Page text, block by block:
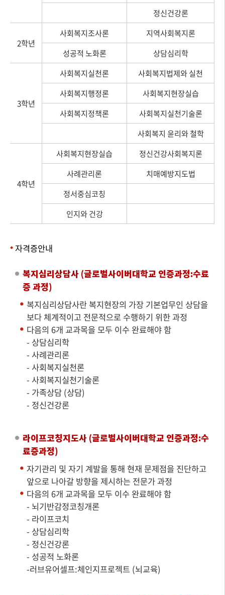
정신건강론
2학년
사회복지조사론
지역사회복지론
성공적 노화론
상담심리학
3학년
사회복지실천론
사회복지법제와 실천
사회복지행정론
사회복지현장실습
사회복지정책론
사회복지실천기술론
사회복지 윤리와 철학
4학년
사회복지현장실습
정신건강사회복지론
사례관리론
치매예방지도법
정서중심코칭
인지와 건강
자격증안내
복지심리상담사 (글로벌사이버대학교 인증과정:수료
증 과정)
복지심리상담사란 복지현장의 가장 기본업무인 상담을
보다 체계적이고 전문적으로 수행하기 위한 과정
다음의 6개 교과목을 모두 이수 완료해야 함
- 상담심리학
- 사례관리론
- 사회복지실천론
- 사회복지실천기술론
- 가족상담 (상담)
- 정신건강론
라이프코칭지도사 (글로벌사이버대학교 인증과정:수
료증과정)
자기관리 및 자기 계발을 통해 현재 문제점을 진단하고
앞으로 나아갈 방향을 제시하는 전문가 과정
다음의 6개 교과목을 모두 이수 완료해야 함
- 뇌기반감정코칭개론
- 라이프코치
- 상담심리학
- 정신건강론
- 성공적 노화론
-러브유어셀프:체인지프로젝트 (뇌교육)